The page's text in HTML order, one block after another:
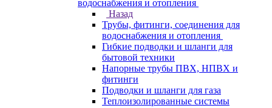
водоснабжения и отопления
Назад
Трубы, фитинги, соединения для
водоснабжения и отопления
Гибкие подводки и шланги для
бытовой техники
Напорные трубы ПВХ, НПВХ и
фитинги
Подводки и шланги для газа
Теплоизолированные системы